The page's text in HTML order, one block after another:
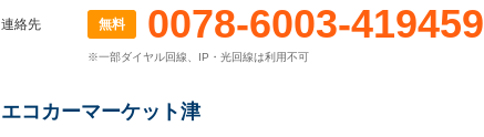
連絡先 無料 0078-6003-419459
※一部ダイヤル回線、IP・光回線は利用不可
エコカーマーケット津